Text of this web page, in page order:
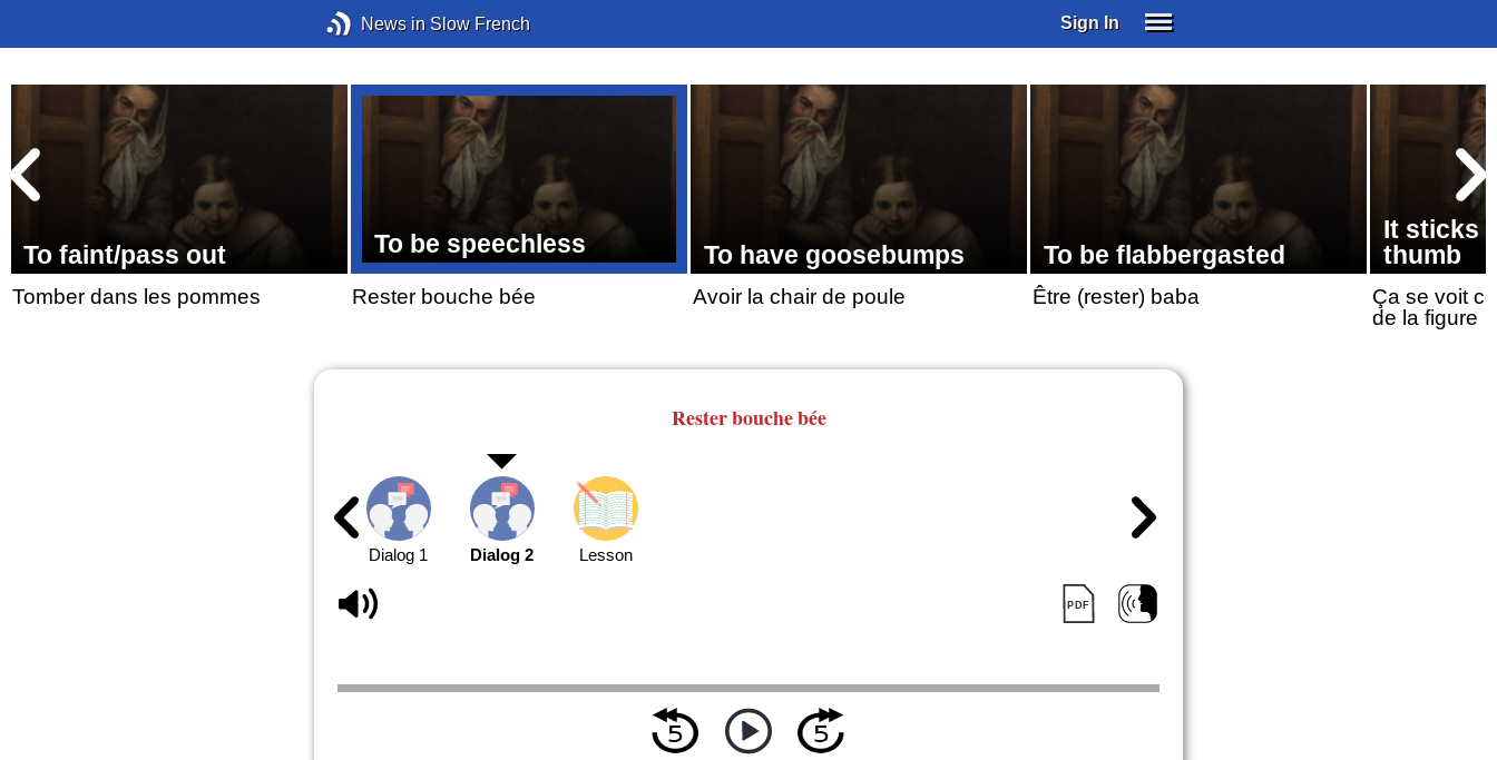
News in Slow French Sign In
GIFT CARDS
OTHER LANGUAGES
ABOUT US
ALEXA
ADJUST COLORS
To faint/pass out
Tomber dans les pommes
To be speechless
Rester bouche bée
To have goosebumps
Avoir la chair de poule
To be flabbergasted
Être (rester) baba
It sticks
thumb
Ça se voit
de la figure
Resterbouche bée
Dialog 1 Dialog 2 Lesson